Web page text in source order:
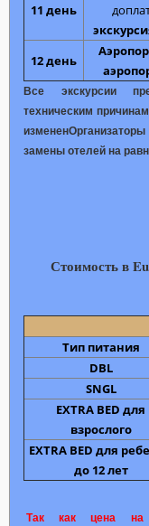
11 день
12 день
Все экскурсии
техническим
изменен
замены отелей на
Стоимость в
Тип питания
DBL
SNGL
EXTRA BED для
взрослого
EXTRA BED для
до 12 лет
Так как цена